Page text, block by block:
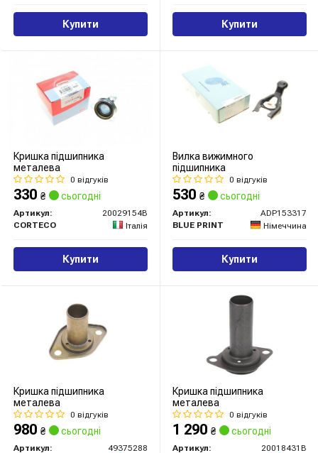
Купити Купити
Кришка підшипника
металева
0 відгуків
330 ₴ сьогодні
Артикул:
20029154B
CORTECO
Італія
Купити
Вилка вижимного
підшипника
0 відгуків
530 ₴ сьогодні
Артикул:
ADP153317
BLUE PRINT
Німеччина
Купити
Кришка підшипника
металева
0 відгуків
980 ₴ сьогодні
Артикул:
49375288
Кришка підшипника
металева
0 відгуків
1 290 ₴ сьогодні
Артикул:
20018431B